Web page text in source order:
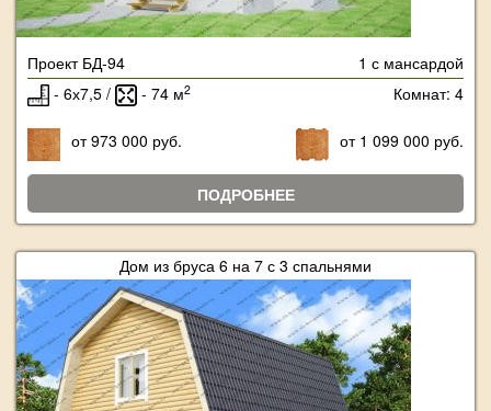
Проект БД-94
1 с мансардой
- 6х7,5 /
- 74 м2 Комнат: 4
от 973 000 руб. от 1 099 000 руб.
ПОДРОБНЕЕ
Дом из бруса 6 на 7 с 3 спальнями